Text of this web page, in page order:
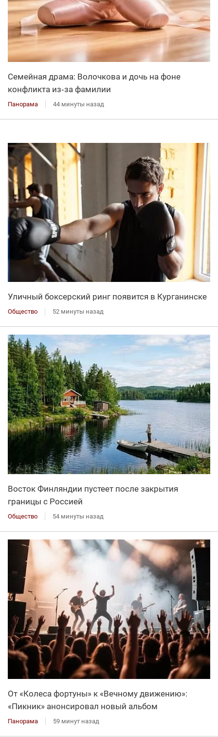
Семейная драма: Волочкова и дочь на фоне
конфликта из‑за фамилии
Панорама 44 минуты назад
Уличный боксерский ринг появится в Курганинске
Общество 52 минуты назад
Восток Финляндии пустеет после закрытия
границы с Россией
Общество 54 минуты назад
От «Колеса фортуны» к «Вечному движению»:
«Пикник» анонсировал новый альбом
Панорама 59 минут назад